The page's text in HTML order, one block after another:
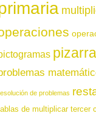
de problemas
de multiplicar tercer